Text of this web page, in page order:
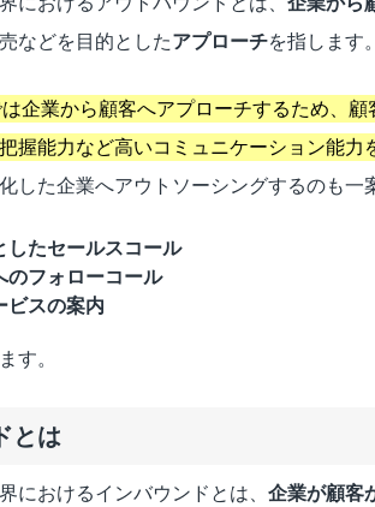
などを目的としたアプローチを指します。
企業から顧客へアプローチするため、
握能力など高いコミュニケーション能力
した企業へアウトソーシングするのも一
したセールスコール
のフォローコール
ビスの案内
す。
とは
におけるインバウンドとは、 企業が顧客